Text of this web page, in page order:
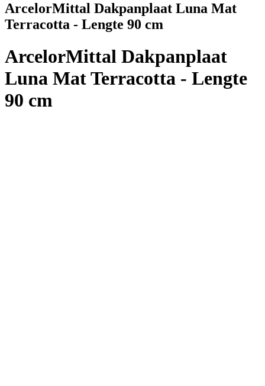
ArcelorMittal Dakpanplaat Luna Mat
Terracotta - Lengte 90 cm
ArcelorMittal Dakpanplaat
Luna Mat Terracotta - Lengte
90 cm